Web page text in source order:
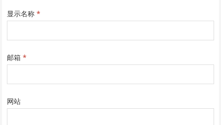
显示名称*
邮箱*
网站